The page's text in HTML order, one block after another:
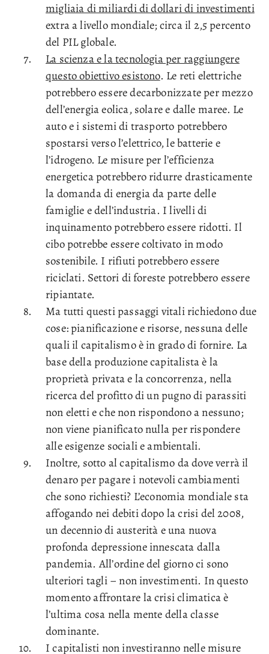
migliaia di miliardi di dollari di investimenti
extra a livello mondiale; circa il 2,5 percento
del PIL globale.
La scienza e la tecnologia per raggiungere
questo obiettivo esistono. Le reti elettriche
potrebbero essere decarbonizzate per mezzo
dell’energia eolica, solare e dalle maree. Le
auto e i sistemi di trasporto potrebbero
spostarsi verso l’elettrico, le batterie e
l’idrogeno. Le misure per l’efficienza
energetica potrebbero ridurre drasticamente
la domanda di energia da parte delle
famiglie e dell’industria. I livelli di
inquinamento potrebbero essere ridotti. Il
cibo potrebbe essere coltivato in modo
sostenibile. I rifiuti potrebbero essere
riciclati. Settori di foreste potrebbero essere
ripiantate.
Ma tutti questi passaggi vitali richiedono due
cose: pianificazione e risorse, nessuna delle
quali il capitalismo è in grado di fornire. La
base della produzione capitalista è la
proprietà privata e la concorrenza, nella
ricerca del profitto di un pugno di parassiti
non eletti e che non rispondono a nessuno;
non viene pianificato nulla per rispondere
alle esigenze sociali e ambientali.
Inoltre, sotto al capitalismo da dove verrà il
denaro per pagare i notevoli cambiamenti
che sono richiesti? L’economia mondiale sta
affogando nei debiti dopo la crisi del 2008,
un decennio di austerità e una nuova
profonda depressione innescata dalla
pandemia. All’ordine del giorno ci sono
ulteriori tagli – non investimenti. In questo
momento affrontare la crisi climatica è
l’ultima cosa nella mente della classe
dominante.
I capitalisti non investiranno nelle misure